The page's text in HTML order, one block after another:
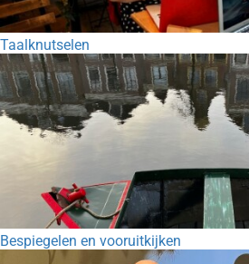
Taalknutselen
Bespiegelen en vooruitkijken